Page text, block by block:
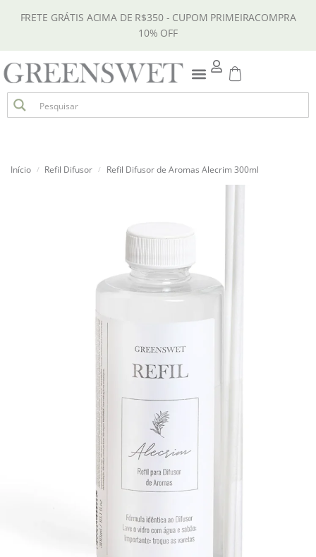
FRETE GRÁTIS ACIMA DE R$350 - CUPOM PRIMEIRACOMPRA
10% OFF
Início / Refil Difusor / Refil Difusor de Aromas Alecrim 300ml